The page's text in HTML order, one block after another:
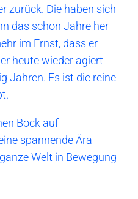
zurück. Die haben sich
das schon Jahre her
im Ernst, dass er
heute wieder agiert
Jahren. Es ist die reine
Bock auf
spannende Ära
Welt in Bewegung